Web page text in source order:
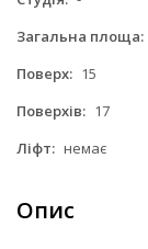
Загальна площа:
Поверх: 15
Поверхів: 17
Ліфт: немає
Опис